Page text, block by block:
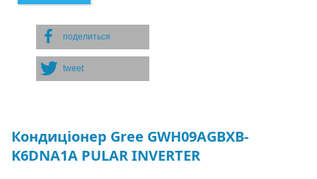
поделиться
tweet
Кондиціонер Gree GWH09AGBXB-
K6DNA1A PULAR INVERTER